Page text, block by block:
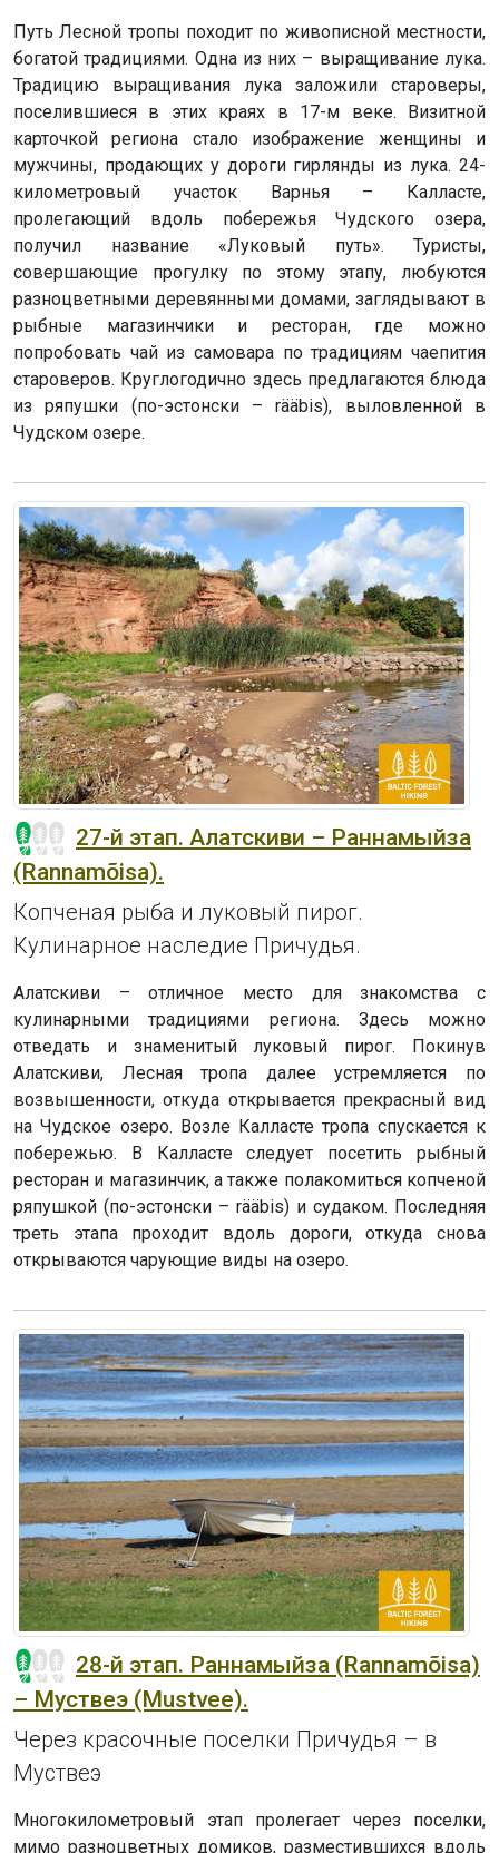
Путь Лесной тропы походит по живописной местности,
богатой традициями. Одна из них – выращивание лука.
Традицию выращивания лука заложили староверы,
поселившиеся в этих краях в 17-м веке. Визитной
карточкой региона стало изображение женщины и
мужчины, продающих у дороги гирлянды из лука. 24-
километровый участок Варнья – Калласте,
пролегающий вдоль побережья Чудского озера,
получил название «Луковый путь». Туристы,
совершающие прогулку по этому этапу, любуются
разноцветными деревянными домами, заглядывают в
рыбные магазинчики и ресторан, где можно
попробовать чай из самовара по традициям чаепития
староверов. Круглогодично здесь предлагаются блюда
из ряпушки (по-эстонски – rääbis), выловленной в
Чудском озере.
27-й этап. Алатскиви – Раннамыйза
(Rannamõisa).
Копченая рыба и луковый пирог.
Кулинарное наследие Причудья.
Алатскиви – отличное место для знакомства с
кулинарными традициями региона. Здесь можно
отведать и знаменитый луковый пирог. Покинув
Алатскиви, Лесная тропа далее устремляется по
возвышенности, откуда открывается прекрасный вид
на Чудское озеро. Возле Калласте тропа спускается к
побережью. В Калласте следует посетить рыбный
ресторан и магазинчик, а также полакомиться копченой
ряпушкой (по-эстонски – rääbis) и судаком. Последняя
треть этапа проходит вдоль дороги, откуда снова
открываются чарующие виды на озеро.
28-й этап. Раннамыйза (Rannamõisa)
– Муствеэ (Mustvee).
Через красочные поселки Причудья – в
Муствеэ
Многокилометровый этап пролегает через поселки,
мимо разноцветных домиков, разместившихся вдоль